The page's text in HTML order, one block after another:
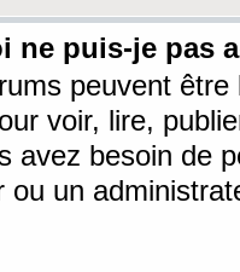
ne puis-je pas
peuvent être
voir, lire,
avez besoin de
ou un